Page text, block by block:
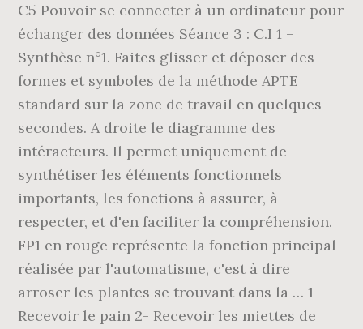
C5 Pouvoir se connecter à un ordinateur pour
échanger des données Séance 3 : C.I 1 –
Synthèse n°1. Faites glisser et déposer des
formes et symboles de la méthode APTE
standard sur la zone de travail en quelques
secondes. A droite le diagramme des
intéracteurs. Il permet uniquement de
synthétiser les éléments fonctionnels
importants, les fonctions à assurer, à
respecter, et d'en faciliter la compréhension.
FP1 en rouge représente la fonction principal
réalisée par l'automatisme, c'est à dire
arroser les plantes se trouvant dans la … 1-
Recevoir le pain 2- Recevoir les miettes de